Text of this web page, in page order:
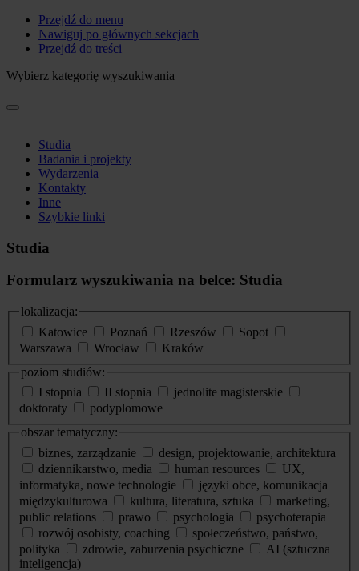
Przejdź do menu
Nawiguj po głównych sekcjach
Przejdź do treści
Wybierz kategorię wyszukiwania
Studia
Badania i projekty
Wydarzenia
Kontakty
Inne
Szybkie linki
Studia
Formularz wyszukiwania na belce: Studia
lokalizacja:
Katowice
Poznań Rzeszów
Sopot
Warszawa
Wrocław
Kraków
poziom studiów:
I stopnia
II stopnia
jednolite magisterskie
doktoraty
podyplomowe
obszar tematyczny:
biznes, zarządzanie
design, projektowanie, architektura
dziennikarstwo, media
human resources
UX,
informatyka, nowe technologie
języki obce, komunikacja
międzykulturowa
kultura, literatura, sztuka
marketing,
public relations
prawo psychologia
psychoterapia
rozwój osobisty, coaching
społeczeństwo, państwo,
polityka
zdrowie, zaburzenia psychiczne
AI (sztuczna
inteligencja)